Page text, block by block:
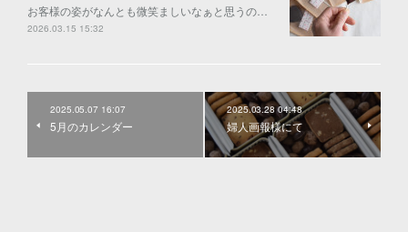
お客様の姿がなんとも微笑ましいなぁと思うの…
2026.03.15 15:32
2025.05.07 16:07
5月のカレンダー
2025.03.28 04:48
婦人画報様にて